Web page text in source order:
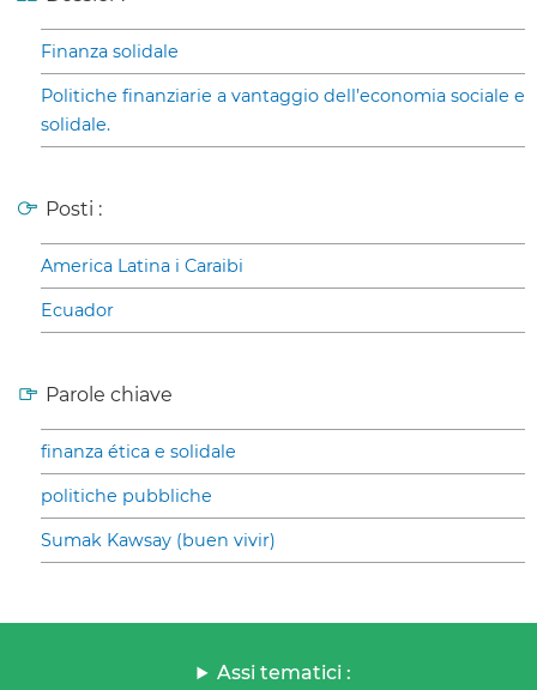
Finanza solidale
Politiche finanziarie a vantaggio dell’economia sociale e
solidale.
Posti :
America Latina i Caraibi
Ecuador
Parole chiave
finanza ética e solidale
politiche pubbliche
Sumak Kawsay (buen vivir)
Assi tematici :